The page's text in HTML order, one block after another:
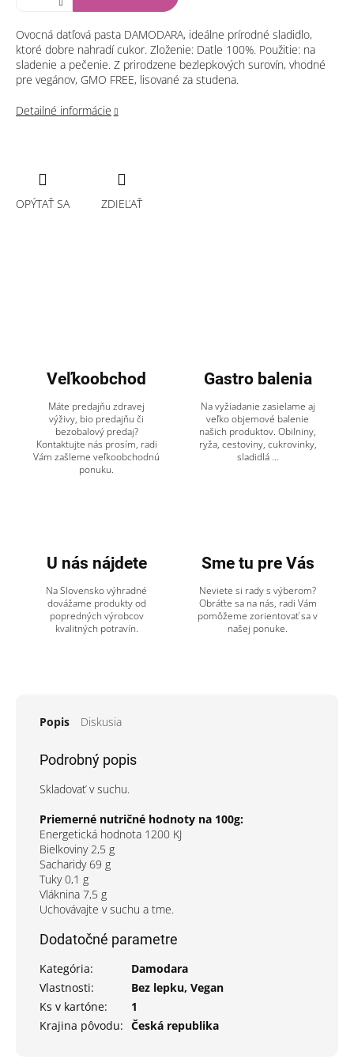
Ovocná datľová pasta DAMODARA, ideálne prírodné sladidlo,
ktoré dobre nahradí cukor. Zloženie: Datle 100%. Použitie: na
sladenie a pečenie. Z prirodzene bezlepkových surovín, vhodné
pre vegánov, GMO FREE, lisované za studena.
Detailné informácie
OPÝTAŤ SA ZDIEĽAŤ
Veľkoobchod
Máte predajňu zdravej
výživy, bio predajňu či
bezobalový predaj?
Kontaktujte nás prosím, radi
Vám zašleme veľkoobchodnú
ponuku.
Gastro balenia
Na vyžiadanie zasielame aj
veľko objemové balenie
našich produktov. Obilniny,
ryža, cestoviny, cukrovinky,
sladidlá ...
U nás nájdete
Na Slovensko výhradné
dovážame produkty od
popredných výrobcov
kvalitných potravín.
Sme tu pre Vás
Neviete si rady s výberom?
Obráťte sa na nás, radi Vám
pomôžeme zorientovať sa v
našej ponuke.
Popis Diskusia
Podrobný popis
Skladovať v suchu.
Priemerné nutričné hodnoty na 100g:
Energetická hodnota 1200 KJ
Bielkoviny 2,5 g
Sacharidy 69 g
Tuky 0,1 g
Vláknina 7,5 g
Uchovávajte v suchu a tme.
Dodatočné parametre
Kategória:
Damodara
Vlastnosti:
Bez lepku, Vegan
Ks v kartóne:
1
Krajina pôvodu: Česká republika